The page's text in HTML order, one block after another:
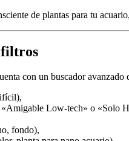
de plantas para tu
filtros
con un buscador avanzado
Low-tech» o «Solo
fondo),